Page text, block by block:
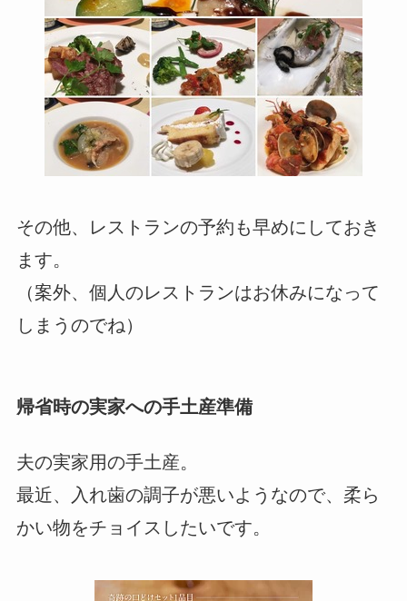
その他、レストランの予約も早めにしておき
ます。
（案外、個人のレストランはお休みになって
しまうのでね）
帰省時の実家への手土産準備
夫の実家用の手土産。
最近、入れ歯の調子が悪いようなので、柔ら
かい物をチョイスしたいです。